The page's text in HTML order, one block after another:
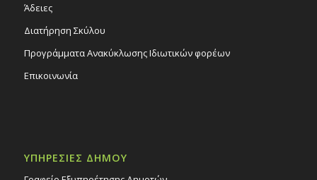
Άδειες
Διατήρηση Σκύλου
Προγράμματα Ανακύκλωσης Ιδιωτικών φορέων
Επικοινωνία
ΥΠΗΡΕΣΙΕΣ ΔΗΜΟΥ